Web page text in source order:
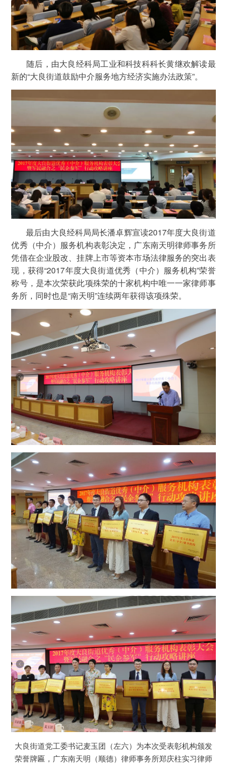
随后，由大良经科局工业和科技科科长黄继欢解读最
新的“大良街道鼓励中介服务地方经济实施办法政策”。
最后由大良经科局局长潘卓辉宣读2017年度大良街道
优秀（中介）服务机构表彰决定，广东南天明律师事务所
凭借在企业股改、挂牌上市等资本市场法律服务的突出表
现，获得“2017年度大良街道优秀（中介）服务机构”荣誉
称号，是本次荣获此项殊荣的十家机构中唯一一家律师事
务所，同时也是“南天明”连续两年获得该项殊荣。
大良街道党工委书记麦玉团（左六）为本次受表彰机构颁发
荣誉牌匾，广东南天明（顺德）律师事务所郑庆柱实习律师